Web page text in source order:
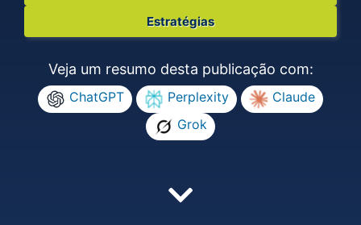
Estratégias
Veja um resumo desta publicação com:
ChatGPT Perplexity
Claude
Grok